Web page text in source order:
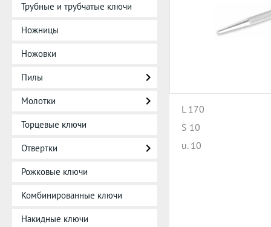
Трубные и трубчатые ключи
Ножницы
Ножовки
Пилы
Молотки
Торцевые ключи
Отвертки
Рожковые ключи
Комбинированные ключи
Накидные ключи
L 170
S 10
u. 10